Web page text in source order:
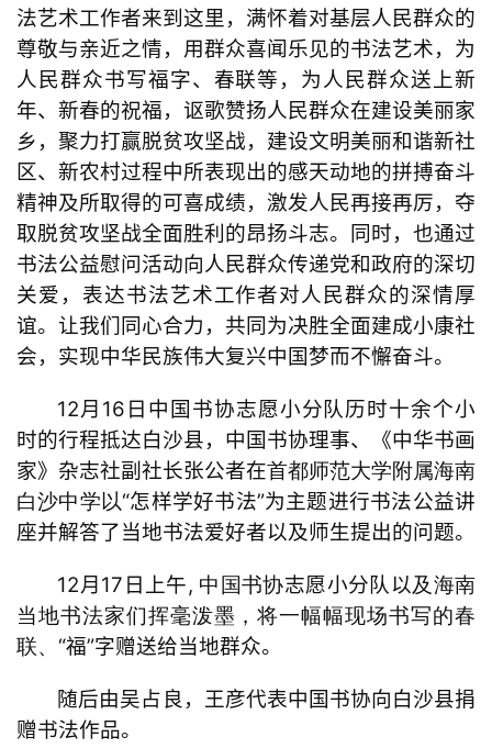
法艺术工作者来到这里，满怀着对基层人民群众的
尊敬与亲近之情，用群众喜闻乐见的书法艺术，为
人民群众书写福字、春联等，为人民群众送上新
年、新春的祝福，讴歌赞扬人民群众在建设美丽家
乡，聚力打赢脱贫攻坚战，建设文明美丽和谐新社
区、新农村过程中所表现出的感天动地的拼搏奋斗
精神及所取得的可喜成绩，激发人民再接再厉，夺
取脱贫攻坚战全面胜利的昂扬斗志。同时，也通过
书法公益慰问活动向人民群众传递党和政府的深切
关爱，表达书法艺术工作者对人民群众的深情厚
谊。让我们同心合力，共同为决胜全面建成小康社
会，实现中华民族伟大复兴中国梦而不懈奋斗。
12月 16 日中国书协志愿小分队历时十余个小
时的行程抵达白沙县， 中国书协理事、《中华书画
家》杂志社副社长张公者在首都师范大学附属海南
白沙中学以“怎样学好书法”为主题进行书法公益讲
座并解答了当地书法爱好者以及师生提出的问题。
12月17日上午, 中国书协志愿小分队以及海南
当地书法家们挥毫泼墨，将一幅幅现场书写的春
联、 “福”字赠送给当地群众。
随后由吴占良，王彦代表中国书协向白沙县捐
赠书法作品。